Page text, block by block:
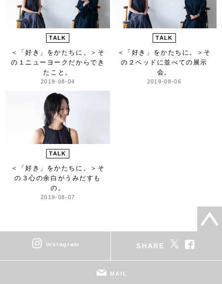
TALK
＜「好き」をかたちに。＞ そ
の１ニューヨークだからでき
たこと。
2019-08-04
TALK
＜「好き」をかたちに。＞ そ
の２ベッドに並べての展示
会。
2019-08-06
TALK
＜「好き」をかたちに。＞ そ
の３心の余白がうみだすも
の。
2019-08-07
instagram SHARE
MAIL